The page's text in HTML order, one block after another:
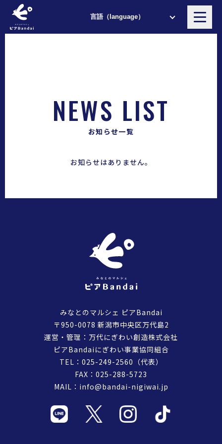
NEWS LIST
お知らせ一覧
お知らせはありません。
みなとのマルシェ ピアBandai
〒950-0078 新潟市中央区万代島2
運営・管理：万代にぎわい創造株式会社
ピアBandaiにぎわい事業協同組合
TEL： 025-249-2560 （代表）
FAX：025-288-5723
MAIL： info@bandai-nigiwai.jp